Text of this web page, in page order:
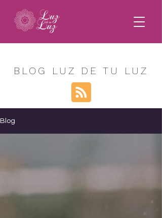
BLOG LUZ DE TU LUZ
Blog